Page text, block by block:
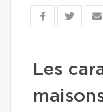
Les